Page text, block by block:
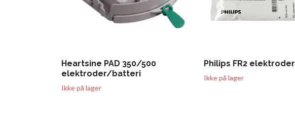
Heartsine PAD 350/500
elektroder/batteri
Ikke på lager
Philips FR2 elektroder
Ikke på lager